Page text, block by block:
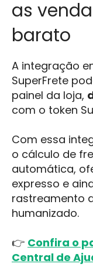
as
barato
A integração
SuperFrete
painel da loja,
com o token
Com essa
o cálculo de
automática,
expresso e
rastreamento
humanizado.
👉 Confira o
Central de